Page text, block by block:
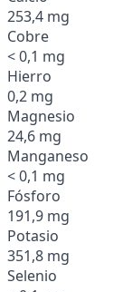
253,4 mg
Cobre
< 0,1 mg
Hierro
0,2 mg
Magnesio
24,6 mg
Manganeso
< 0,1 mg
Fósforo
191,9 mg
Potasio
351,8 mg
Selenio